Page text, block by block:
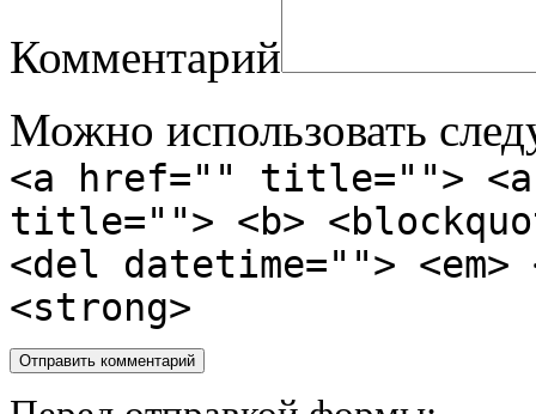
Комментарий
Можно использовать
<a href="" title="">
title=""> <b>
<del datetime="">
<strong>